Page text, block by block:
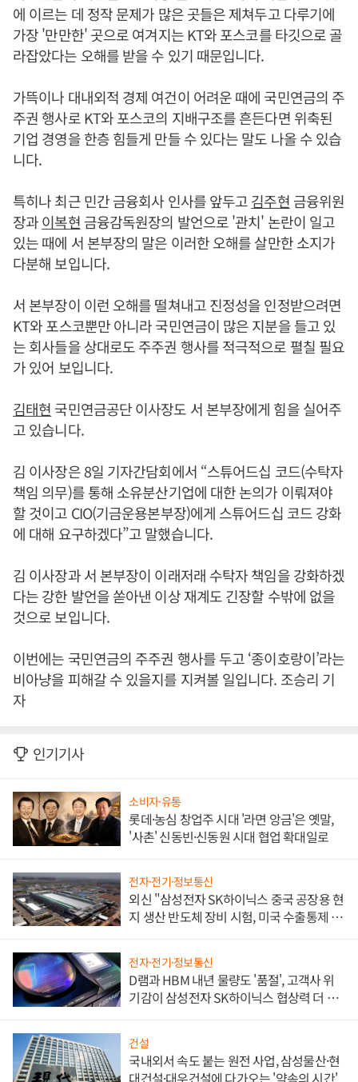
에 이르는 데 정작 문제가 많은 곳들은 제쳐두고 다루기에
가장 '만만한' 곳으로 여겨지는 KT와 포스코를 타깃으로 골
라잡았다는 오해를 받을 수 있기 때문입니다.
가뜩이나 대내외적 경제 여건이 어려운 때에 국민연금의 주
주권 행사로 KT와 포스코의 지배구조를 흔든다면 위축된
기업 경영을 한층 힘들게 만들 수 있다는 말도 나올 수 있습
니다.
특히나 최근 민간 금융회사 인사를 앞두고김주현 금융위원
장과이복현 금융감독원장의 발언으로 '관치' 논란이 일고
있는 때에 서 본부장의 말은 이러한 오해를 살만한 소지가
다분해 보입니다.
서 본부장이 이런 오해를 떨쳐내고 진정성을 인정받으려면
KT와 포스코뿐만 아니라 국민연금이 많은 지분을 들고 있
는 회사들을 상대로도 주주권 행사를 적극적으로 펼칠 필요
가 있어 보입니다.
김태현 국민연금공단 이사장도 서 본부장에게 힘을 실어주
고 있습니다.
김 이사장은 8일 기자간담회에서 “스튜어드십 코드(수탁자
책임 의무)를 통해 소유분산기업에 대한 논의가 이뤄져야
할 것이고 CIO(기금운용본부장)에게 스튜어드십 코드 강화
에 대해 요구하겠다”고 말했습니다.
김 이사장과 서 본부장이 이래저래 수탁자 책임을 강화하겠
다는 강한 발언을 쏟아낸 이상 재계도 긴장할 수밖에 없을
것으로 보입니다.
이번에는 국민연금의 주주권 행사를 두고 ‘종이호랑이’라는
비아냥을 피해갈 수 있을지를 지켜볼 일입니다. 조승리 기
자
인기기사
소비자·유통
롯데·농심 창업주 시대 '라면 앙금'은 옛말,
'사촌' 신동빈·신동원 시대 협업 확대일로
전자·전기·정보통신
외신 "삼성전자 SK하이닉스 중국 공장용 현
지 생산 반도체 장비 시험, 미국 수출통제 대
전자·전기·정보통신
D램과 HBM 내년 물량도 '품절', 고객사 위
기감이 삼성전자 SK하이닉스 협상력 더 키
건설
국내외서 속도 붙는 원전 사업, 삼성물산·현
대건설·대우건설에 다가오는 '약속의 시간'